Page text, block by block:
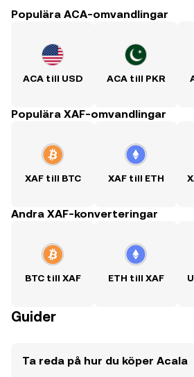
Populära ACA-omvandlingar
ACA till USD ACA till PKR
Populära XAF-omvandlingar
XAF till BTC XAF till ETH
Andra XAF-konverteringar
BTC till XAF ETH till XAF
Guider
Ta reda på hur du köper Acala